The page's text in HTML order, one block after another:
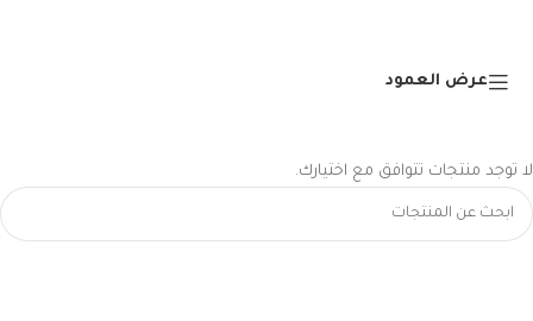
عرض العمود
لا توجد منتجات تتوافق مع اختيارك.